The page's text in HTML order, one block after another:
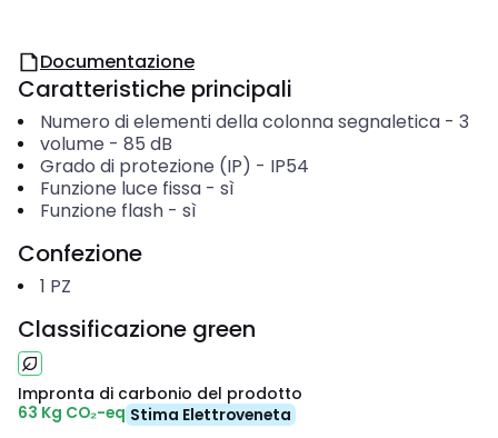
Documentazione
Caratteristiche principali
Numero di elementi della colonna segnaletica- 3
volume - 85 dB
Grado di protezione (IP) - IP54
Funzione luce fissa- sì
Funzione flash- sì
Confezione
1 PZ
Classificazione green
Impronta di carbonio del prodotto
63 Kg CO₂-eq Stima Elettroveneta